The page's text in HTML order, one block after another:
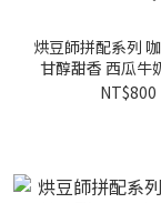
烘豆師拼配系列
甘醇甜香 西瓜牛
(半磅)｜黃金
NT$800